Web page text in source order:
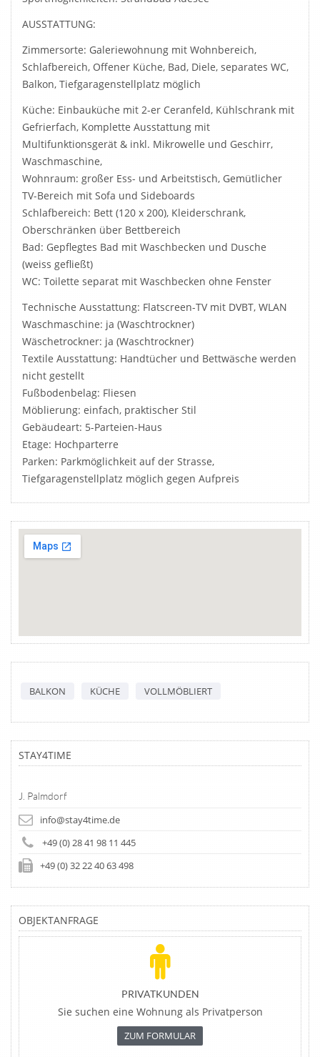
AUSSTATTUNG:
Zimmersorte: Galeriewohnung mit Wohnbereich,
Schlafbereich, Offener Küche, Bad, Diele, separates WC,
Balkon, Tiefgaragenstellplatz möglich
Küche: Einbauküche mit 2-er Ceranfeld, Kühlschrank mit
Gefrierfach, Komplette Ausstattung mit
Multifunktionsgerät & inkl. Mikrowelle und Geschirr,
Waschmaschine,
Wohnraum: großer Ess- und Arbeitstisch, Gemütlicher
TV-Bereich mit Sofa und Sideboards
Schlafbereich: Bett (120 x 200), Kleiderschrank,
Oberschränken über Bettbereich
Bad: Gepflegtes Bad mit Waschbecken und Dusche
(weiss gefließt)
WC: Toilette separat mit Waschbecken ohne Fenster
Technische Ausstattung: Flatscreen-TV mit DVBT, WLAN
Waschmaschine: ja (Waschtrockner)
Wäschetrockner: ja (Waschtrockner)
Textile Ausstattung: Handtücher und Bettwäsche werden
nicht gestellt
Fußbodenbelag: Fliesen
Möblierung: einfach, praktischer Stil
Gebäudeart: 5-Parteien-Haus
Etage: Hochparterre
Parken: Parkmöglichkeit auf der Strasse,
Tiefgaragenstellplatz möglich gegen Aufpreis
BALKON KÜCHE VOLLMÖBLIERT
STAY4TIME
J. Palmdorf
info@stay4time.de
+49 (0) 28 41 98 11 445
+49 (0) 32 22 40 63 498
OBJEKTANFRAGE
PRIVATKUNDEN
Sie suchen eine Wohnung als Privatperson
ZUM FORMULAR